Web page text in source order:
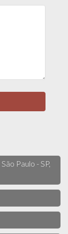
Paulo - SP,